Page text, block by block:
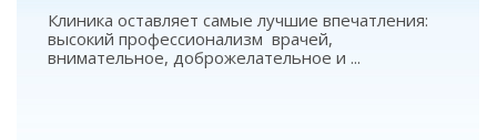
Клиника оставляет самые лучшие впечатления:
высокий профессионализм врачей,
внимательное, доброжелательное и ...